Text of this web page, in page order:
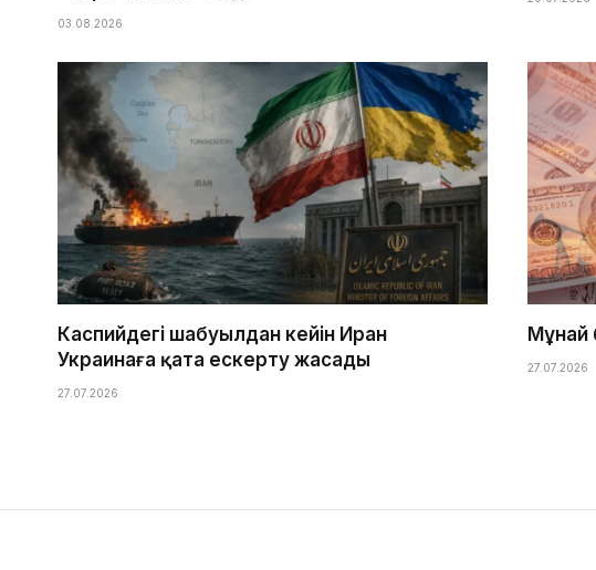
03.08.2026
Каспийдегі шабуылдан кейін Иран
Украинаға қатаң ескерту жасады
27.07.2026
Мұнай
27.07.2026